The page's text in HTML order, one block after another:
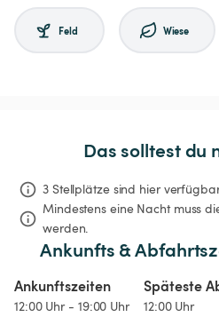
Feld Wiese
Das solltest du
3 Stellplätze sind hier
Mindestens eine Nacht muss
werden.
Ankunfts &
Ankunftszeiten
12:00 Uhr - 19:00 Uhr
Späteste
12:00 Uhr